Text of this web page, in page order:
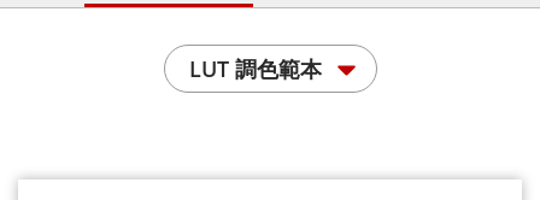
LUT 調色範本